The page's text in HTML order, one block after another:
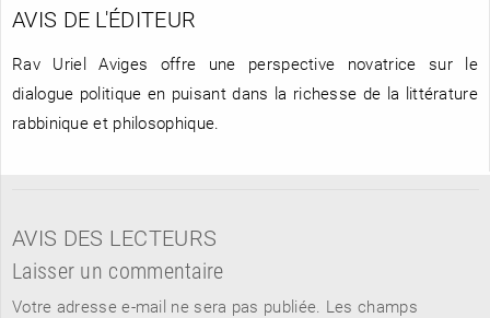
AVIS DE L'ÉDITEUR
Rav Uriel Aviges offre une perspective novatrice sur le
dialogue politique en puisant dans la richesse de la littérature
rabbinique et philosophique.
AVIS DES LECTEURS
Laisser un commentaire
Votre adresse e-mail ne sera pas publiée. Les champs